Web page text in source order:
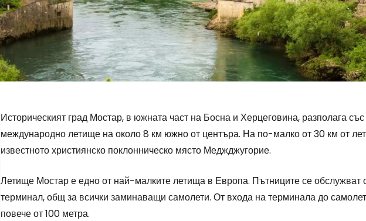
Историческият град Мостар, в южната част на Босна и Херцеговина, разполага
международно летище на около 8 км южно от центъра. На по-малко от 30 км от
известното християнско поклонническо място Меджджугорие.
Летище Мостар е едно от най-малките летища в Европа. Пътниците се обслужват
терминал, общ за всички заминаващи самолети. От входа на терминала до
повече от 100 метра.
Влезте в Cestee